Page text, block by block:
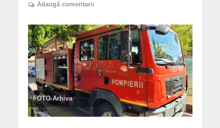
Adaugă comentarii
FOTO-Arhiva